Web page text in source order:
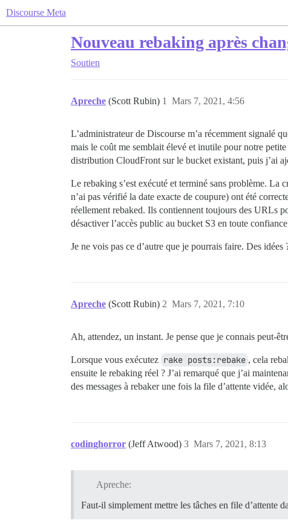
Discourse Meta
Nouveau rebaking après
Soutien
Apreche (Scott Rubin) Mars 7, 2021, 4:56
1
L’administrateur de Discourse m’a récemment signalé
mais le coût me semblait élevé et inutile pour notre
distribution CloudFront sur le bucket existant, puis j’ai
Le rebaking s’est exécuté et terminé sans problème.
n’ai pas vérifié la date exacte de coupure) ont été
réellement rebaked. Ils contiennent toujours des URLs
désactiver l’accès public au bucket S3 en toute
Je ne vois pas ce d’autre que je pourrais faire. Des idées
Apreche (Scott Rubin) Mars 7, 2021, 7:10
2
Ah, attendez, un instant. Je pense que je connais peut-
Lorsque vous exécutez rake posts:rebake , cela
ensuite le rebaking réel ? J’ai remarqué que j’ai
des messages à rebaker une fois la file d’attente vidée,
codinghorror (Jeff Atwood) Mars 7, 2021, 8:13
3
Apreche:
Faut-il simplement mettre les tâches en file d’attente